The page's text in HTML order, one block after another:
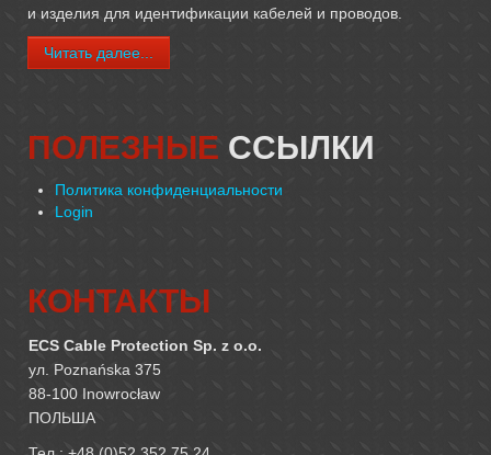
и изделия для идентификации кабелей и проводов.
Читать далее...
ПОЛЕЗНЫЕ ССЫЛКИ
Политика конфиденциальности
Login
КОНТАКТЫ
ECS Cable Protection Sp. z o.o.
ул. Poznańska 375
88-100 Inowrocław
ПОЛЬША